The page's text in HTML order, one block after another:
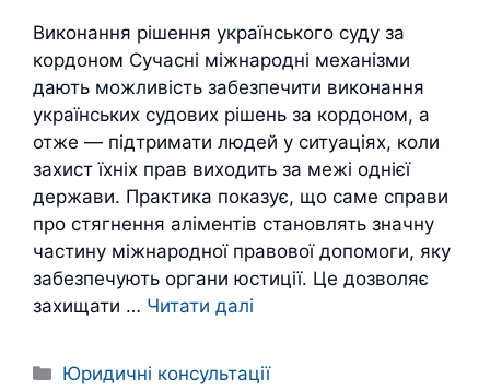
Виконання рішення українського суду за
кордоном Сучасні міжнародні механізми
дають можливість забезпечити виконання
українських судових рішень за кордоном, а
отже — підтримати людей у ситуаціях, коли
захист їхніх прав виходить за межі однієї
держави. Практика показує, що саме справи
про стягнення аліментів становлять значну
частину міжнародної правової допомоги, яку
забезпечують органи юстиції. Це дозволяє
захищати … Читати далі
Категорії
Юридичні консультації